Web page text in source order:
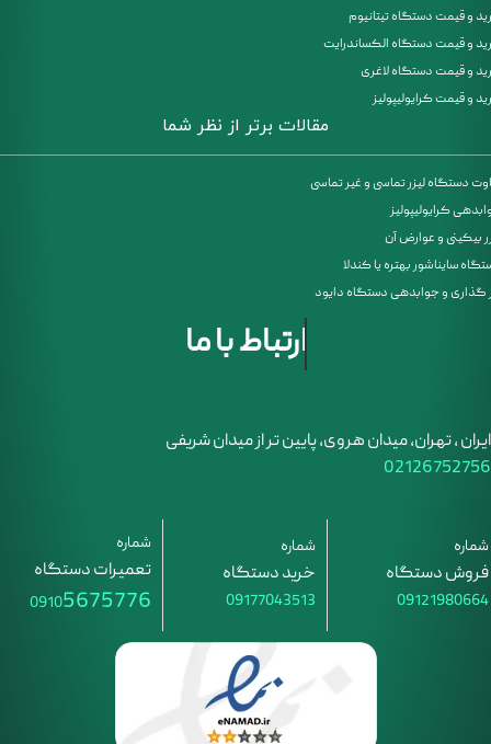
روش‌ های نگهداری دستگاه لیزر
و قیمت دستگاه تیتانیوم
و قیمت دستگاه الکساندرایت
و قیمت دستگاه لاغری
و قیمت کرایولیپولیز
مقالات برتر از نظر شما
دستگاه لیزر تماسی و غیر تماسی
کرایولیپولیز
بیکینی و عوارض آن
سایناشور بهتره یا کندلا
گذاری و جوابدهی دستگاه دایود
ارتباط با ما
ایران ، تهران، میدان هروی، پایین تر از میدان شریفی
02126752756
شماره
فروش دستگاه
09121980664
شماره
خرید دستگاه
09177043513
شماره
تعمیرات دستگاه
09105675776